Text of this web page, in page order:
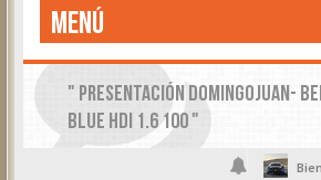
MENÚ
" PRESENTACIÓN DOMINGOJUAN-
BLUE HDI 1.6 100 "